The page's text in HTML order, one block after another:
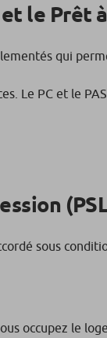
le Prêt
qui
Le PC et le
sous
occupez le